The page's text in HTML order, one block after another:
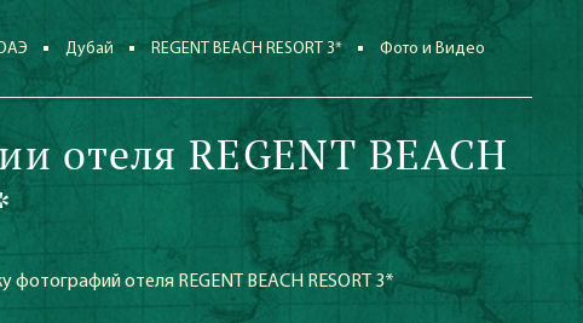
Дубай REGENT BEACH RESORT 3* Фото и Видео
отеля REGENT BEACH
отеля REGENT BEACH RESORT 3*